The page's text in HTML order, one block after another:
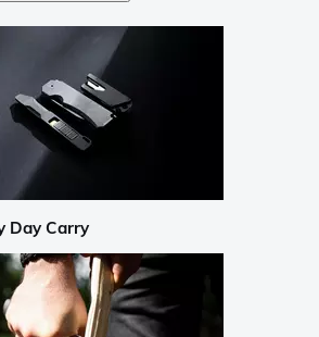
Day Carry